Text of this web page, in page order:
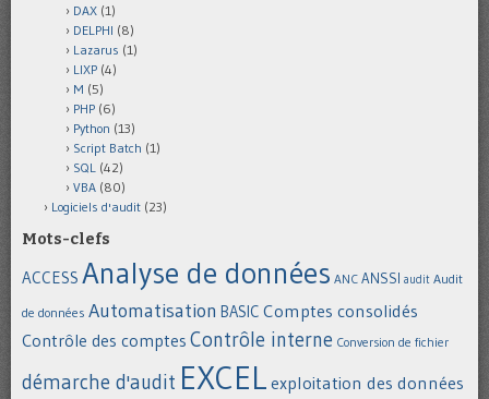
DAX (1)
DELPHI (8)
Lazarus (1)
LIXP (4)
M (5)
PHP (6)
Python (13)
Script Batch (1)
SQL (42)
VBA (80)
Logiciels d'audit (23)
Mots-clefs
ACCESS Analyse de données ANC ANSSI audit Audit
de données Automatisation BASIC Comptes consolidés
Contrôle des comptes Contrôle interne Conversion de fichier
démarche d'audit EXCEL exploitation des données